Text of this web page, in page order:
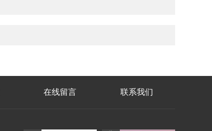
在线留言 联系我们